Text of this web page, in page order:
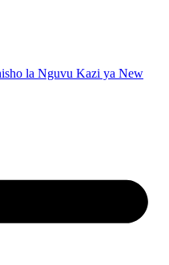
la Nguvu Kazi ya New